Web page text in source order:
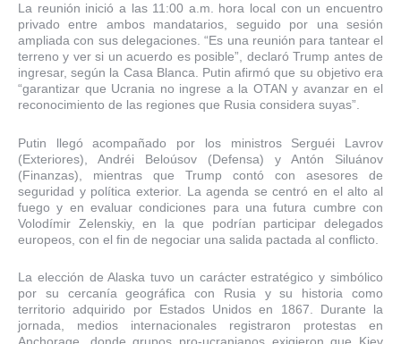
La reunión inició a las 11:00 a.m. hora local con un encuentro
privado entre ambos mandatarios, seguido por una sesión
ampliada con sus delegaciones. “Es una reunión para tantear el
terreno y ver si un acuerdo es posible”, declaró Trump antes de
ingresar, según la Casa Blanca. Putin afirmó que su objetivo era
“garantizar que Ucrania no ingrese a la OTAN y avanzar en el
reconocimiento de las regiones que Rusia considera suyas”.
Putin llegó acompañado por los ministros Serguéi Lavrov
(Exteriores), Andréi Beloúsov (Defensa) y Antón Siluánov
(Finanzas), mientras que Trump contó con asesores de
seguridad y política exterior. La agenda se centró en el alto al
fuego y en evaluar condiciones para una futura cumbre con
Volodímir Zelenskiy, en la que podrían participar delegados
europeos, con el fin de negociar una salida pactada al conflicto.
La elección de Alaska tuvo un carácter estratégico y simbólico
por su cercanía geográfica con Rusia y su historia como
territorio adquirido por Estados Unidos en 1867. Durante la
jornada, medios internacionales registraron protestas en